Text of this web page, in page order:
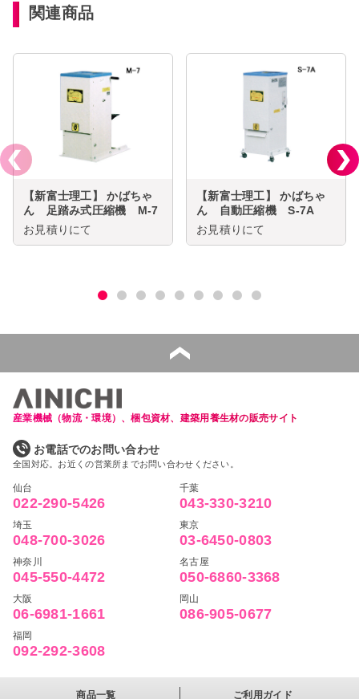
関連商品
【新富士理工】 かばちゃ
ん 足踏み式圧縮機 M-7
お見積りにて
【新富士理工】 かばちゃ
ん 自動圧縮機 S-7A
お見積りにて
産業機械（物流・環境）、梱包資材、建築用養生材の販売サイト
お電話でのお問い合わせ
全国対応。お近くの営業所までお問い合わせください。
仙台
022-290-5426
千葉
043-330-3210
埼玉
048-700-3026
東京
03-6450-0803
神奈川
045-550-4472
名古屋
050-6860-3368
大阪
06-6981-1661
岡山
086-905-0677
福岡
092-292-3608
商品一覧 ご利用ガイド